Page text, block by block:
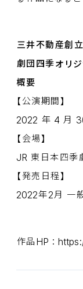
三井不動産創立
劇団四季オリ
概要
【公演期間 】
2022 年 4 月
【会場】
JR 東日本四季
【発売日程】
2022年2月 一
作品 HP ：